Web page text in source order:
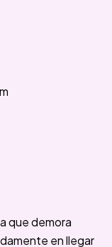
que demora
en llegar